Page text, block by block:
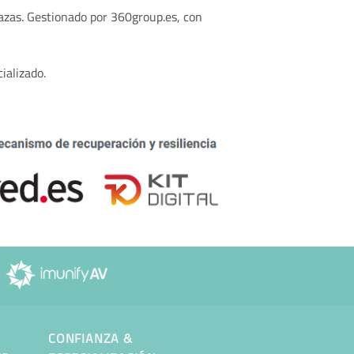
Gestionado por 360group.es, con
CONFIANZA &